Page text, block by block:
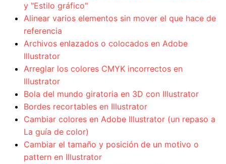
y "Estilo gráfico"
Alinear varios elementos sin mover el que hace de
referencia
Archivos enlazados o colocados en Adobe
Illustrator
Arreglar los colores CMYK incorrectos en
Illustrator
Bola del mundo giratoria en 3D con Illustrator
Bordes recortables en Illustrator
Cambiar colores en Adobe Illustrator (un repaso a
La guía de color)
Cambiar el tamaño y posición de un motivo o
pattern en Illustrator